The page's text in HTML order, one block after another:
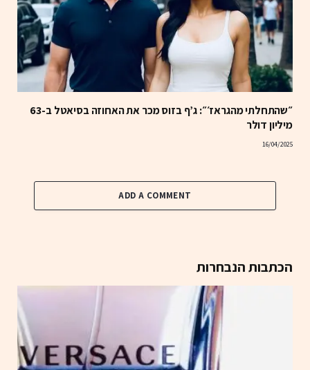
״שהתחלתי מהגראז׳״: ג’ף בזוס מכר את האחוזה בסיאטל ב-63
מיליון דולר
16/04/2025
ADD A COMMENT
הכתבות הנבחרות